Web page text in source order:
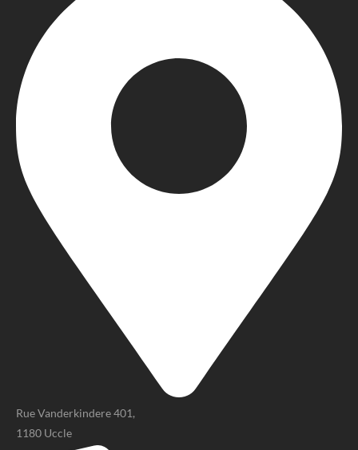
Rue Vanderkindere 401,
1180 Uccle